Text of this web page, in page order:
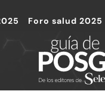
Foro salud 2025